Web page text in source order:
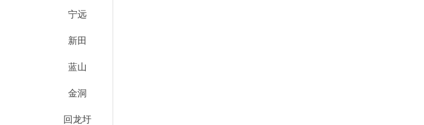
宁远
新田
蓝山
金洞
回龙圩